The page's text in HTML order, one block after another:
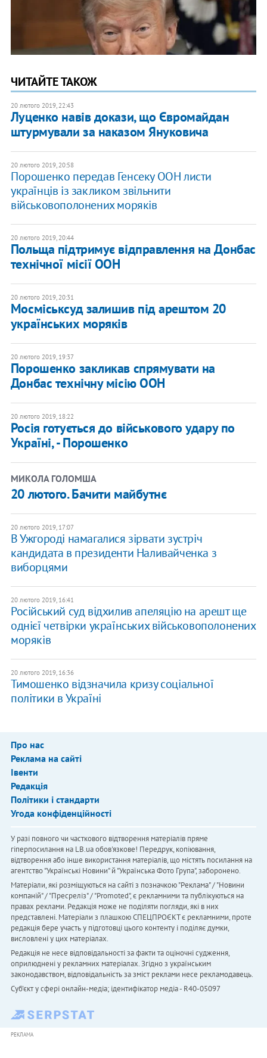
ЧИТАЙТЕ ТАКОЖ
20 лютого 2019, 22:43
Луценко навів докази, що Євромайдан
штурмували за наказом Януковича
20 лютого 2019, 20:58
Порошенко передав Генсеку ООН листи
українців із закликом звільнити
військовополонених моряків
20 лютого 2019, 20:44
Польща підтримує відправлення на Донбас
технічної місії ООН
20 лютого 2019, 20:31
Мосміськсуд залишив під арештом 20
українських моряків
20 лютого 2019, 19:37
Порошенко закликав спрямувати на
Донбас технічну місію ООН
20 лютого 2019, 18:22
Росія готується до військового удару по
Україні, - Порошенко
МИКОЛА ГОЛОМША
20 лютого. Бачити майбутнє
20 лютого 2019, 17:07
В Ужгороді намагалися зірвати зустріч
кандидата в президенти Наливайченка з
виборцями
20 лютого 2019, 16:41
Російський суд відхилив апеляцію на арешт ще
однієї четвірки українських військовополонених
моряків
20 лютого 2019, 16:36
Тимошенко відзначила кризу соціальної
політики в Україні
Про нас
Реклама на сайті
Івенти
Редакція
Політики і стандарти
Угода конфіденційності
У разі повного чи часткового відтворення матеріалів пряме
гіперпосилання на LB.ua обов'язкове! Передрук, копіювання,
відтворення або інше використання матеріалів, що містять посилання на
агентство "Українськi Новини" й "Українська Фото Група", заборонено.
Матеріали, які розміщуються на сайті з позначкою "Реклама" / "Новини
компаній" / "Пресреліз" / "Promoted", є рекламними та публікуються на
правах реклами. Редакція може не поділяти погляди, які в них
представлені. Матеріали з плашкою СПЕЦПРОЄКТ є рекламними, проте
редакція бере участь у підготовці цього контенту і поділяє думки,
висловлені у цих матеріалах.
Редакція не несе відповідальності за факти та оціночні судження,
оприлюднені у рекламних матеріалах. Згідно з українським
законодавством, відповідальність за зміст реклами несе рекламодавець.
Cуб'єкт у сфері онлайн-медіа; ідентифікатор медіа - R40-05097
РЕКЛАМА